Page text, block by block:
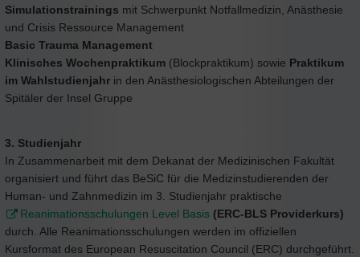
Simulationstrainings mit Schwerpunkt Notfallmedizin, Anästhesie
und Crisis Ressource Management
Basic Trauma Management
Klinisches Wochenpraktikum (Blockpraktikum) sowie Praktikum
im Wahlstudienjahr in den Anästhesiologischen Abteilungen der
Spitäler der Insel Gruppe
3. Studienjahr
In Zusammenarbeit mit dem Dekanat der Medizinischen Fakultät
organisiert und führt das BeSiC für die Medizinstudierenden der
Human- und Zahnmedizin im 3. Studienjahr praktische
Reanimationsschulungen Level Basis (ERC-BLS Providerkurs)
durch. Alle Reanimationsschulungen werden im offiziellen
Kursformat des European Resuscitation Council (ERC) durchgeführt.